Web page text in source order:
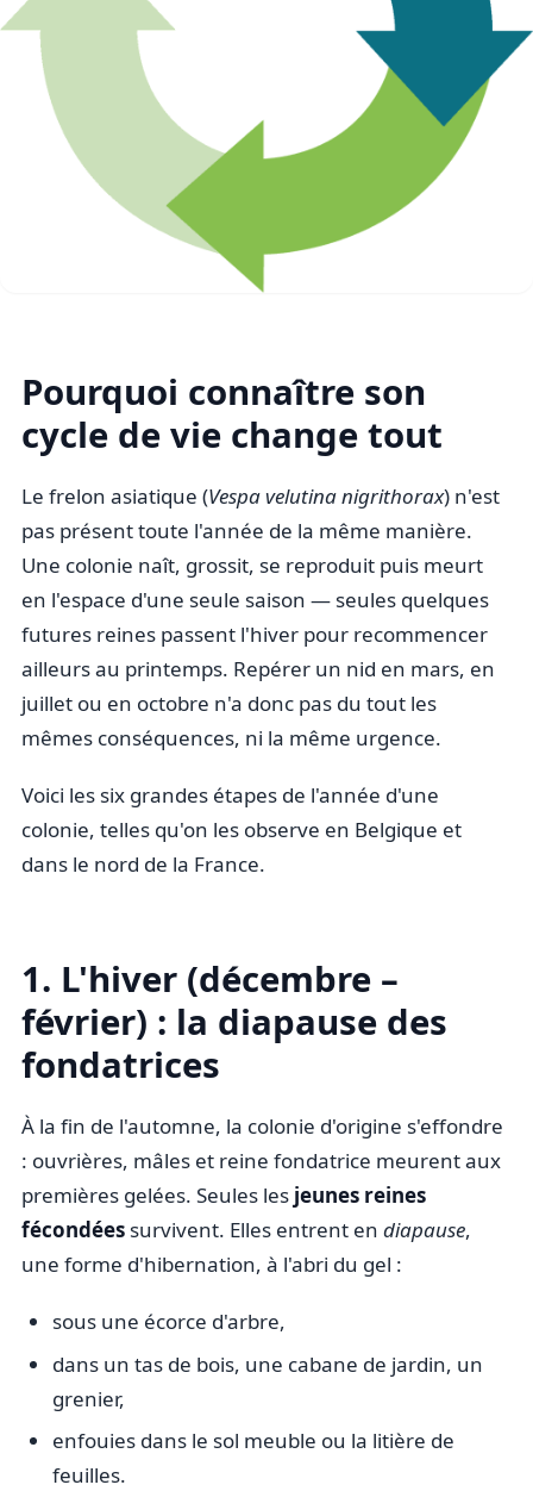
Pourquoi connaître son
cycle de vie change tout
Le frelon asiatique (Vespa velutina nigrithorax) n'est
pas présent toute l'année de la même manière.
Une colonie naît, grossit, se reproduit puis meurt
en l'espace d'une seule saison — seules quelques
futures reines passent l'hiver pour recommencer
ailleurs au printemps. Repérer un nid en mars, en
juillet ou en octobre n'a donc pas du tout les
mêmes conséquences, ni la même urgence.
Voici les six grandes étapes de l'année d'une
colonie, telles qu'on les observe en Belgique et
dans le nord de la France.
1. L'hiver (décembre –
février) : la diapause des
fondatrices
À la fin de l'automne, la colonie d'origine s'effondre
: ouvrières, mâles et reine fondatrice meurent aux
premières gelées. Seules les jeunes reines
fécondées survivent. Elles entrent endiapause,
une forme d'hibernation, à l'abri du gel :
sous une écorce d'arbre,
dans un tas de bois, une cabane de jardin, un
grenier,
enfouies dans le sol meuble ou la litière de
feuilles.